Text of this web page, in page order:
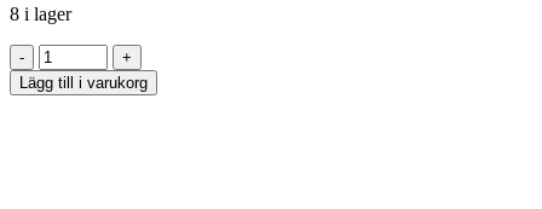
8 i lager
Lägg till i varukorg